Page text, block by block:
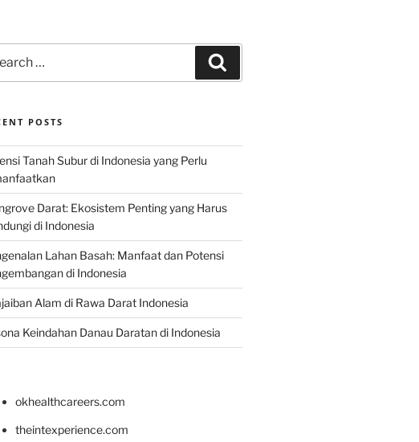
POSTS
Tanah Subur di Indonesia yang Perlu
Darat: Ekosistem Penting yang Harus
di Indonesia
Lahan Basah: Manfaat dan Potensi
di Indonesia
Alam di Rawa Darat Indonesia
Keindahan Danau Daratan di Indonesia
okhealthcareers.com
theintexperience.com